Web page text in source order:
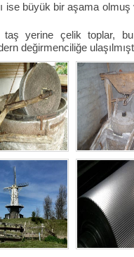
ise büyük bir aşama
taş yerine çelik toplar,
değirmenciliğe